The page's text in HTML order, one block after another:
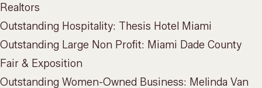
Realtors
Outstanding Hospitality: Thesis Hotel Miami
Outstanding Large Non Profit: Miami Dade County
Fair & Exposition
Outstanding Women-Owned Business: Melinda Van